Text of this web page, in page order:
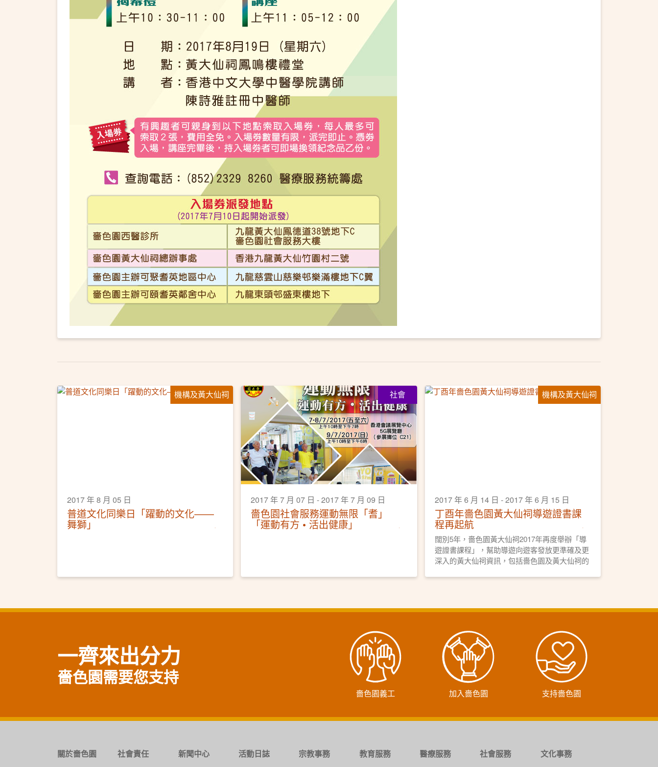
機構及黃大仙祠
2017 年 8 月 05 日
普道文化同樂日「躍動的文化——
舞獅」
社會
2017 年 7 月 07 日 - 2017 年 7 月 09 日
嗇色園社會服務運動無限「耆」
「運動有方 • 活出健康」
機構及黃大仙祠
2017 年 6 月 14 日 - 2017 年 6 月 15 日
丁酉年嗇色園黃大仙祠導遊證書課
程再起航
闊別5年，嗇色園黃大仙祠2017年再度舉辦「導
遊證書課程」，幫助導遊向遊客發放更準確及更
深入的黃大仙祠資訊，包括嗇色園及黃大仙祠的
的深度文化導賞課程呢！
一齊來出分力
嗇色園需要您支持
嗇色園義工 加入嗇色園 支持嗇色園
關於嗇色園 社會責任 新聞中心 活動日誌 宗教事務 教育服務 醫療服務 社會服務 文化事務